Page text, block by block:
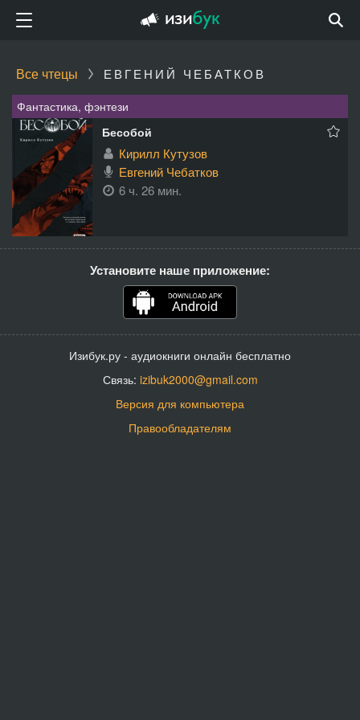
Все чтецы ЕВГЕНИЙ ЧЕБАТКОВ
Фантастика, фэнтези
Бесобой
Кирилл Кутузов
Евгений Чебатков
6 ч. 26 мин.
Установите наше приложение:
Изибук.ру - аудиокниги онлайн бесплатно
Связь: izibuk2000@gmail.com
Версия для компьютера
Правообладателям